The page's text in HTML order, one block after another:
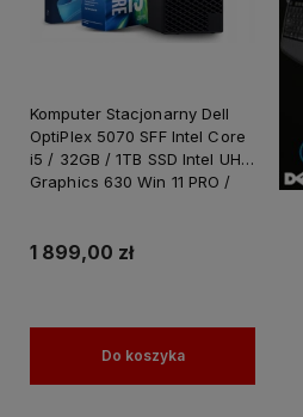
Komputer Stacjonarny Dell
OptiPlex 5070 SFF Intel Core
i5 / 32GB / 1TB SSD Intel UHD
Graphics 630 Win 11 PRO /
1 899,00 zł
Do koszyka